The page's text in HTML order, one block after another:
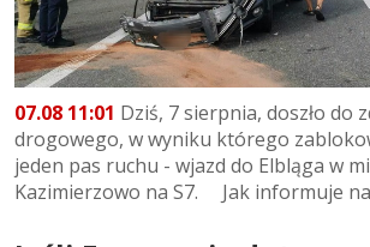
07.08 11:01 Dziś, 7 sierpnia, doszło do
drogowego, w wyniku którego
jeden pas ruchu - wjazd do Elbląga w
Kazimierzowo na S7. Jak informuje